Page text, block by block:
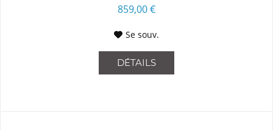
859,00 €
Se souv.
DÉTAILS